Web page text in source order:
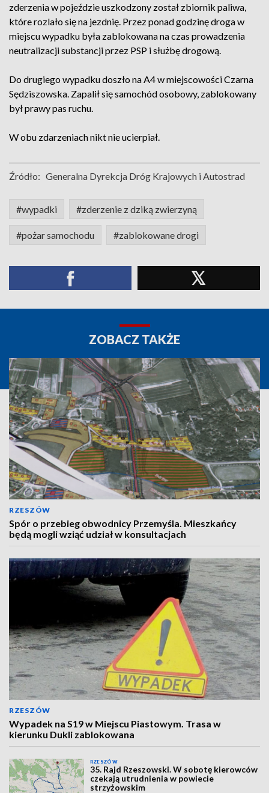
zderzenia w pojeździe uszkodzony został zbiornik paliwa,
które rozlało się na jezdnię. Przez ponad godzinę droga w
miejscu wypadku była zablokowana na czas prowadzenia
neutralizacji substancji przez PSP i służbę drogową.
Do drugiego wypadku doszło na A4 w miejscowości Czarna
Sędziszowska. Zapalił się samochód osobowy, zablokowany
był prawy pas ruchu.
W obu zdarzeniach nikt nie ucierpiał.
Źródło: Generalna Dyrekcja Dróg Krajowych i Autostrad
#wypadki #zderzenie z dziką zwierzyną
#pożar samochodu #zablokowane drogi
ZOBACZ TAKŻE
RZESZÓW
Spór o przebieg obwodnicy Przemyśla. Mieszkańcy
będą mogli wziąć udział w konsultacjach
RZESZÓW
Wypadek na S19 w Miejscu Piastowym. Trasa w
kierunku Dukli zablokowana
RZESZÓW
35. Rajd Rzeszowski. W sobotę kierowców
czekają utrudnienia w powiecie
strzyżowskim